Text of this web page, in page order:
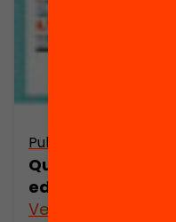
Publicació
Quines són les
educatiu en
Veure’n més